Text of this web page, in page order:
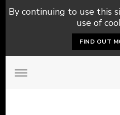
By continuing to use this
use of
FIND OUT